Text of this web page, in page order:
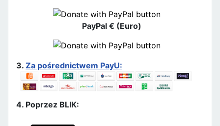
PayPal € (Euro)
3. Za pośrednictwem PayU:
4. Poprzez BLIK: